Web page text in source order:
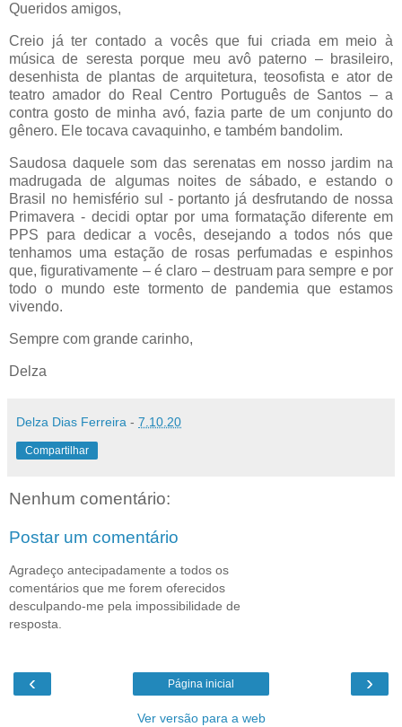
Queridos amigos,
Creio já ter contado a vocês que fui criada em meio à
música de seresta porque meu avô paterno – brasileiro,
desenhista de plantas de arquitetura, teosofista e ator de
teatro amador do Real Centro Português de Santos – a
contra gosto de minha avó, fazia parte de um conjunto do
gênero. Ele tocava cavaquinho, e também bandolim.
Saudosa daquele som das serenatas em nosso jardim na
madrugada de algumas noites de sábado, e estando o
Brasil no hemisfério sul - portanto já desfrutando de nossa
Primavera - decidi optar por uma formatação diferente em
PPS para dedicar a vocês, desejando a todos nós que
tenhamos uma estação de rosas perfumadas e espinhos
que, figurativamente – é claro – destruam para sempre e por
todo o mundo este tormento de pandemia que estamos
vivendo.
Sempre com grande carinho,
Delza
Delza Dias Ferreira - 7.10.20
Compartilhar
Nenhum comentário:
Postar um comentário
Agradeço antecipadamente a todos os
comentários que me forem oferecidos
desculpando-me pela impossibilidade de
resposta.
‹ ›
Página inicial
Ver versão para a web